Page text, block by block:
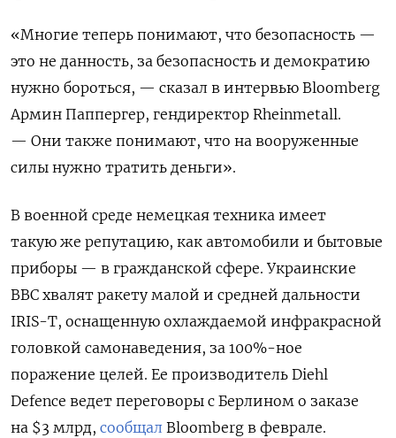
«Многие теперь понимают, что безопасность —
это не данность, за безопасность и демократию
нужно бороться, — сказал в интервью Bloomberg
Армин Паппергер, гендиректор Rheinmetall.
— Они также понимают, что на вооруженные
силы нужно тратить деньги».
В военной среде немецкая техника имеет
такую же репутацию, как автомобили и бытовые
приборы — в гражданской сфере. Украинские
ВВС хвалят ракету малой и средней дальности
IRIS-T, оснащенную охлаждаемой инфракрасной
головкой самонаведения, за 100%-ное
поражение целей. Ее производитель Diehl
Defence ведет переговоры с Берлином о заказе
на $3 млрд, сообщал Bloomberg в феврале.